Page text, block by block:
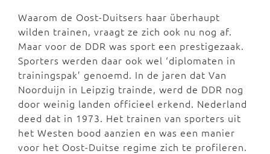
Waarom de Oost-Duitsers haar überhaupt
wilden trainen, vraagt ze zich ook nu nog af.
Maar voor de DDR was sport een prestigezaak.
Sporters werden daar ook wel ‘diplomaten in
trainingspak’ genoemd. In de jaren dat Van
Noorduijn in Leipzig trainde, werd de DDR nog
door weinig landen officieel erkend. Nederland
deed dat in 1973. Het trainen van sporters uit
het Westen bood aanzien en was een manier
voor het Oost-Duitse regime zich te profileren.